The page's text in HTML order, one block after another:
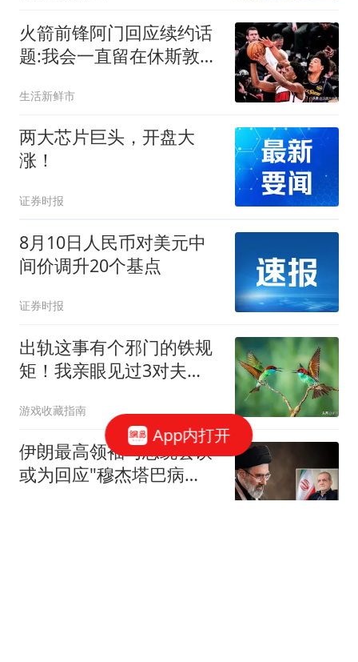
火箭前锋阿门回应续约话
题:我会一直留在休斯敦&
生活新鲜市
两大芯片巨头，开盘大
涨！
证券时报
8月10日人民币对美元中
间价调升20个基点
证券时报
出轨这事有个邪门的铁规
矩！我亲眼见过3对夫
游戏收藏指南
伊朗最高领袖与总统会谈
或为回应"穆杰塔巴病
App内打开